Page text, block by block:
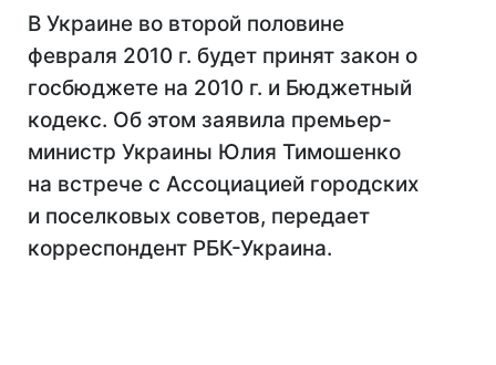
В Украине во второй половине
февраля 2010 г. будет принят закон о
госбюджете на 2010 г. и Бюджетный
кодекс. Об этом заявила премьер-
министр Украины Юлия Тимошенко
на встрече с Ассоциацией городских
и поселковых советов, передает
корреспондент РБК-Украина.